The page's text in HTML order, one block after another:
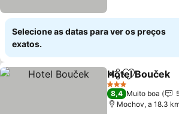
Selecione as datas para ver os preços
exatos.
PartilharAdicionar
Hotel Bouček
3 Estrelas
8,4 Muito boa
Mochov, a 18.3